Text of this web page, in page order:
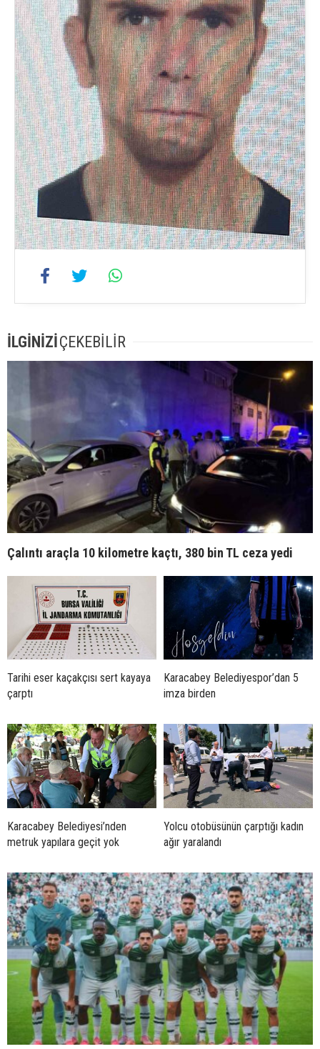
İLGİNİZİÇEKEBİLİR
Çalıntı araçla 10 kilometre kaçtı, 380 bin TL ceza yedi
Tarihi eser kaçakçısı sert kayaya
çarptı
Karacabey Belediyespor’dan 5
imza birden
Karacabey Belediyesi’nden
metruk yapılara geçit yok
Yolcu otobüsünün çarptığı kadın
ağır yaralandı